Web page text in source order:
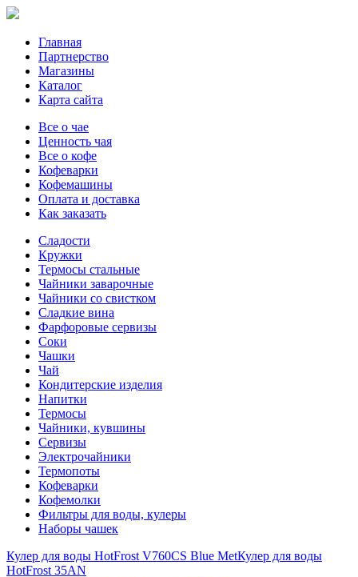
Главная
Партнерство
Магазины
Каталог
Карта сайта
Все о чае
Ценность чая
Все о кофе
Кофеварки
Кофемашины
Оплата и доставка
Как заказать
Сладости
Кружки
Термосы стальные
Чайники заварочные
Чайники со свистком
Сладкие вина
Фарфоровые сервизы
Соки
Чашки
Чай
Кондитерские изделия
Напитки
Термосы
Чайники, кувшины
Сервизы
Электрочайники
Термопоты
Кофеварки
Кофемолки
Фильтры для воды, кулеры
Наборы чашек
Кулер для воды HotFrost V760CS Blue MetКулер для воды
HotFrost 35AN